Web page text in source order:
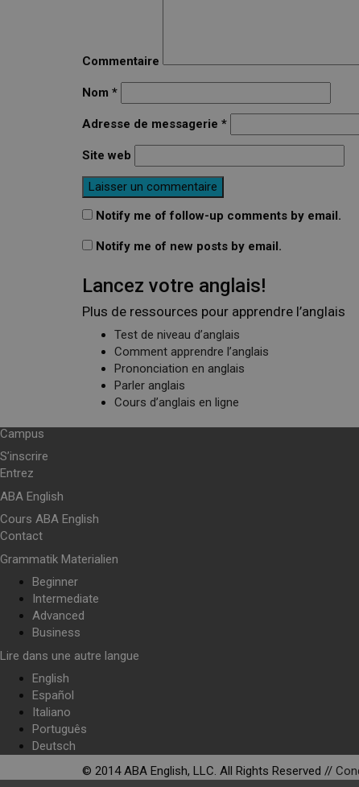
Commentaire
Nom *
Adresse de messagerie *
Site web
Notify me of follow-up comments by email.
Notify me of new posts by email.
Lancez votre anglais!
Plus de ressources pour apprendre l’anglais
Test de niveau d’anglais
Comment apprendre l’anglais
Prononciation en anglais
Parler anglais
Cours d’anglais en ligne
Campus
S’inscrire
Entrez
ABA English
Cours ABA English
Contact
Grammatik Materialien
Beginner
Intermediate
Advanced
Business
Lire dans une autre langue
English
Español
Italiano
Português
Deutsch
© 2014 ABA English, LLC. All Rights Reserved //